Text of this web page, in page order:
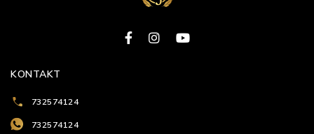
KONTAKT
732574124
732574124